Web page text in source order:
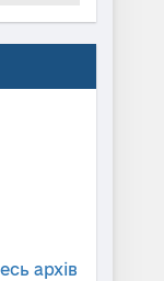
архів